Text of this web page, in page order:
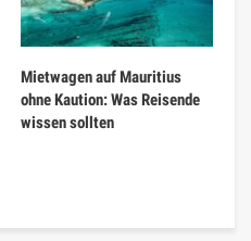
Mietwagen auf Mauritius
ohne Kaution: Was Reisende
wissen sollten